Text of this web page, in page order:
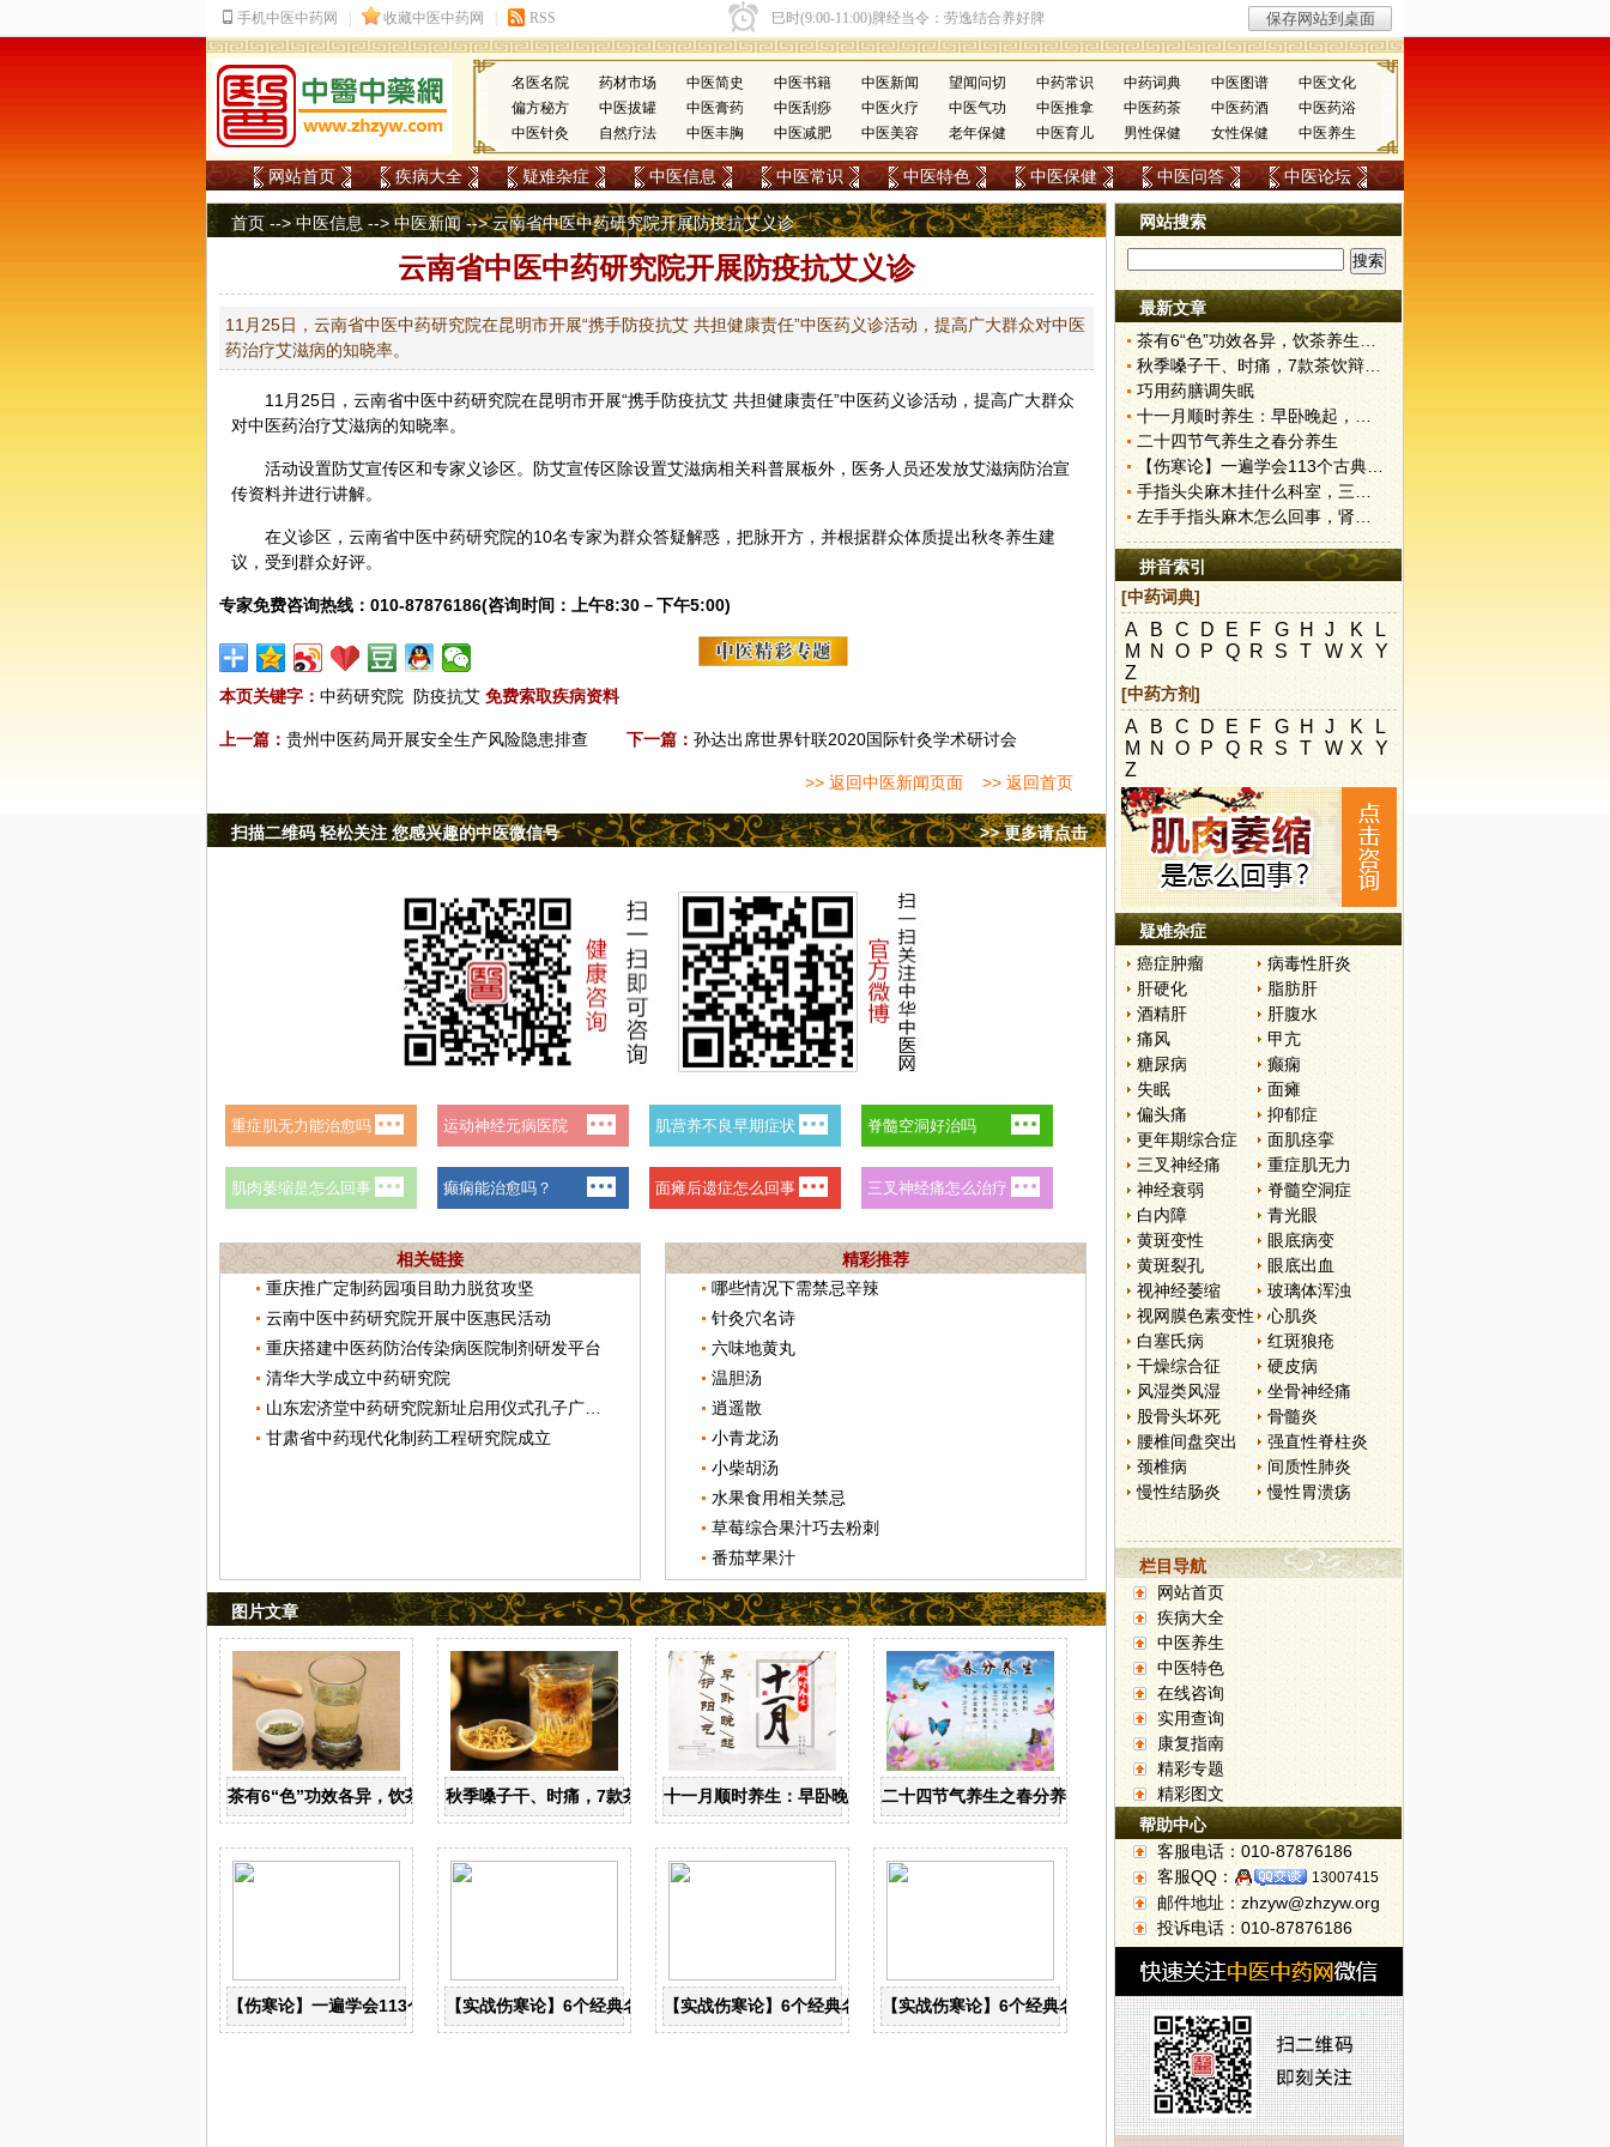
名医名院 药材市场 中医简史 中医书籍 中医新闻 望闻问切 中药常识 中药词典 中医图谱
中医文化
偏方秘方
中医拔罐 中医膏药 中医刮痧 中医火疗 中医气功 中医推拿 中医药茶 中医药酒
中医药浴
中医针灸
自然疗法 中医丰胸 中医减肥 中医美容 老年保健 中医育儿 男性保健 女性保健 中医养生
网站首页 疾病大全 疑难杂症 中医信息 中医常识 中医特色 中医保健 中医问答 中医论坛
首页 -->中医信息 -->中医新闻--> 云南省中医中药研究院开展防疫抗艾义诊
云南省中医中药研究院开展防疫抗艾义诊
11月25日，云南省中医中药研究院在昆明市开展“携手防疫抗艾 共担健康责任”中医药义诊活动，提高广大群众对中医
药治疗艾滋病的知晓率。
11月25日，云南省中医中药研究院在昆明市开展“携手防疫抗艾 共担健康责任”中医药义诊活动，提高广大群众
对中医药治疗艾滋病的知晓率。
活动设置防艾宣传区和专家义诊区。防艾宣传区除设置艾滋病相关科普展板外，医务人员还发放艾滋病防治宣
传资料并进行讲解。
在义诊区，云南省中医中药研究院的10名专家为群众答疑解惑，把脉开方，并根据群众体质提出秋冬养生建
议，受到群众好评。
专家免费咨询热线：010-87876186(咨询时间：上午8:30－下午5:00)
本页关键字： 中药研究院 防疫抗艾 免费索取疾病资料
上一篇： 贵州中医药局开展安全生产风险隐患排查 下一篇： 孙达出席世界针联2020国际针灸学术研讨会
>> 返回中医新闻页面 >> 返回首页
>> 更多请点击
扫描二维码 轻松关注 您感兴趣的中医微信号
相关链接
重庆推广定制药园项目助力脱贫攻坚
云南中医中药研究院开展中医惠民活动
重庆搭建中医药防治传染病医院制剂研发平台
清华大学成立中药研究院
甘肃省中药现代化制药工程研究院成立
精彩推荐
哪些情况下需禁忌辛辣
针灸穴名诗
六味地黄丸
温胆汤
逍遥散
小青龙汤
小柴胡汤
水果食用相关禁忌
草莓综合果汁巧去粉刺
番茄苹果汁
图片文章
茶有6“色”功效各异，饮茶养生寒温有宜忌秋季嗓子干、时痛，7款茶饮辩证用十一月顺时养生：早卧晚起，保护阳气二十四节气养生之春分养生
【伤寒论】一遍学会113个古典经方！【实战伤寒论】6个经典名方，搞定一本伤寒论【实战伤寒论】6个经典名方，搞定一本伤寒论【实战伤寒论】6个经典名方，搞定一本伤寒论
网站搜索
最新文章
茶有6“色”功效各异，饮茶养生寒温有宜忌
秋季嗓子干、时痛，7款茶饮辩证用
巧用药膳调失眠
十一月顺时养生：早卧晚起，保护阳气
二十四节气养生之春分养生
【伤寒论】一遍学会113个古典经方！
手指头尖麻木挂什么科室，三伏天里的肾气不固——肾合jjn
左手手指头麻木怎么回事，肾气不固的深层对话——肾合jjn
拼音索引
[中药词典]
A B C D E F G H J K
L
M N O P Q R S T W X
Y
Z
[中药方剂]
A B C D E F G H J K
L
M N O P Q R S T W X
Y
Z
疑难杂症
癌症肿瘤
病毒性肝炎
肝硬化
脂肪肝
酒精肝
肝腹水
痛风
甲亢
糖尿病
癫痫
失眠
面瘫
偏头痛
抑郁症
更年期综合症
面肌痉挛
三叉神经痛
重症肌无力
神经衰弱
脊髓空洞症
白内障
青光眼
黄斑变性
眼底病变
黄斑裂孔
眼底出血
视神经萎缩
玻璃体浑浊
视网膜色素变性
心肌炎
白塞氏病
红斑狼疮
干燥综合征
硬皮病
风湿类风湿
坐骨神经痛
股骨头坏死
骨髓炎
腰椎间盘突出
强直性脊柱炎
颈椎病
间质性肺炎
慢性结肠炎
慢性胃溃疡
栏目导航
网站首页
疾病大全
中医养生
中医特色
在线咨询
实用查询
康复指南
精彩专题
精彩图文
帮助中心
客服电话：010-87876186
客服QQ：
13007415
邮件地址：zhzyw@zhzyw.org
投诉电话：010-87876186